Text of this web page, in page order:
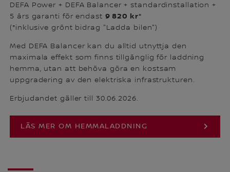
DEFA Power + DEFA Balancer + standardinstallation +
5 års garanti för endast 9 820 kr*
(*inklusive grönt bidrag "Ladda bilen")
Med DEFA Balancer kan du alltid utnyttja den
maximala effekt som finns tillgänglig för laddning
hemma, utan att behöva göra en kostsam
uppgradering av den elektriska infrastrukturen.
Erbjudandet gäller till 30.06.2026.
LÄS MER OM HEMMALADDNING